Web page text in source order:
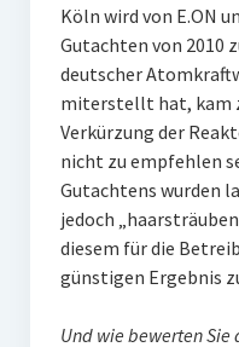
Köln wird von E.ON
Gutachten von 2010
deutscher
miterstellt hat, kam
Verkürzung der
nicht zu empfehlen
Gutachtens wurden
jedoch
diesem für die
günstigen Ergebnis
Und wie bewerten